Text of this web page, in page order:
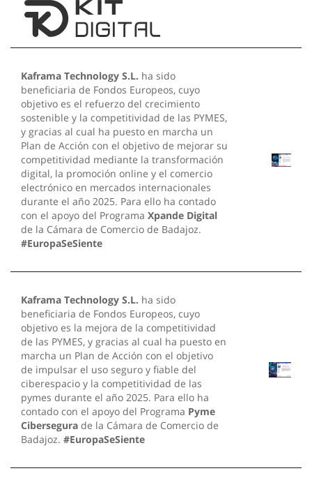
Kaframa Technology S.L. ha sido
beneficiaria de Fondos Europeos, cuyo
objetivo es el refuerzo del crecimiento
sostenible y la competitividad de las PYMES,
y gracias al cual ha puesto en marcha un
Plan de Acción con el objetivo de mejorar su
competitividad mediante la transformación
digital, la promoción online y el comercio
electrónico en mercados internacionales
durante el año 2025. Para ello ha contado
con el apoyo del Programa Xpande Digital
de la Cámara de Comercio de Badajoz.
#EuropaSeSiente
Kaframa Technology S.L. ha sido
beneficiaria de Fondos Europeos, cuyo
objetivo es la mejora de la competitividad
de las PYMES, y gracias al cual ha puesto en
marcha un Plan de Acción con el objetivo
de impulsar el uso seguro y fiable del
ciberespacio y la competitividad de las
pymes durante el año 2025. Para ello ha
contado con el apoyo del Programa Pyme
Cibersegura de la Cámara de Comercio de
Badajoz. #EuropaSeSiente